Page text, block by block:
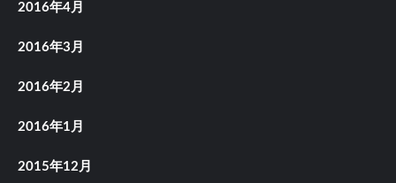
2016年4月
2016年3月
2016年2月
2016年1月
2015年12月